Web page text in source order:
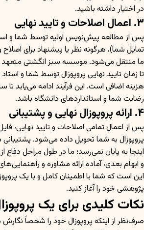
در اختیار داشته باشید.
۳. اعمال اصلاحات و تایید نهایی
پس از مطالعه پیش‌نویس اولیه توسط شما و
تمایل شما)، هرگونه نظر یا پیشنهاد برای اصلاح
ما منتقل می‌شود. موسسه سبز انگشتی متعهد
تا زمان تایید نهایی پروپوزال توسط شما و
هزینه اضافی است. این فرآیند ادامه می‌یابد تا
رضایت شما و استانداردهای دانشگاه باشد.
۴. ارائه پروپوزال نهایی و پشتیبانی
پس از اعمال تمامی اصلاحات و تایید نهایی،
پروپوزال به شما تحویل داده می‌شود.
اینجا به پایان نمی‌رسد؛ ما در طول مراحل دفاع
و ابهام بعدی، آماده ارائه مشاوره و
این است که شما با اطمینان کامل و با یک
پژوهشی خود را آغاز کنید.
نکات کلیدی برای یک
صرف‌نظر از اینکه پروپوزال خود را شخصاً